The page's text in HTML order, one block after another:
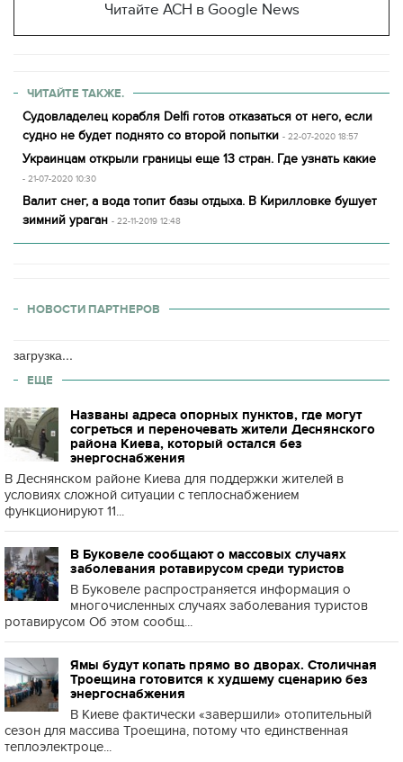
Читайте АСН в Google News
ЧИТАЙТЕ ТАКЖЕ.
Судовладелец корабля Delfi готов отказаться от него, если
судно не будет поднято со второй попытки - 22-07-2020 18:57
Украинцам открыли границы еще 13 стран. Где узнать какие
- 21-07-2020 10:30
Валит снег, а вода топит базы отдыха. В Кирилловке бушует
зимний ураган - 22-11-2019 12:48
НОВОСТИ ПАРТНЕРОВ
загрузка...
ЕЩЕ
Названы адреса опорных пунктов, где могут
согреться и переночевать жители Деснянского
района Киева, который остался без
энергоснабжения
В Деснянском районе Киева для поддержки жителей в
условиях сложной ситуации с теплоснабжением
функционируют 11...
В Буковеле сообщают о массовых случаях
заболевания ротавирусом среди туристов
В Буковеле распространяется информация о
многочисленных случаях заболевания туристов
ротавирусом Об этом сообщ...
Ямы будут копать прямо во дворах. Столичная
Троещина готовится к худшему сценарию без
энергоснабжения
В Киеве фактически «завершили» отопительный
сезон для массива Троещина, потому что единственная
теплоэлектроце...